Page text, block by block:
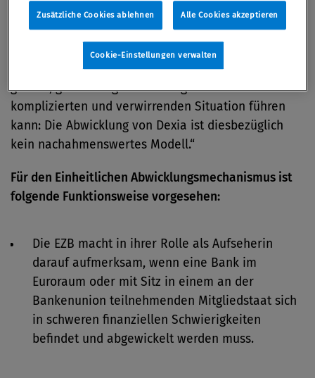
Grenzen hinweg ausbreiten können und wie schnell
dadurch eine negative Kettenreaktion für das
Vertrauen in den Euroraum entstehen kann. Wir
haben auch gesehen, wie der Zusammenbruch einer
großen, grenzübergreifend tätigen Bank zu einer
komplizierten und verwirrenden Situation führen
kann: Die Abwicklung von Dexia ist diesbezüglich
kein nachahmenswertes Modell.“
Für den Einheitlichen Abwicklungsmechanismus ist
folgende Funktionsweise vorgesehen:
Die EZB macht in ihrer Rolle als Aufseherin
darauf aufmerksam, wenn eine Bank im
Euroraum oder mit Sitz in einem an der
Bankenunion teilnehmenden Mitgliedstaat sich
in schweren finanziellen Schwierigkeiten
befindet und abgewickelt werden muss.
Zusätzliche Cookies ablehnen Alle Cookies akzeptieren
Cookie-Einstellungen verwalten